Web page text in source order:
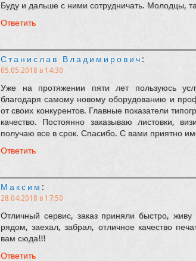
Буду и дальше с ними сотрудничать. Молодцы,
Ответить
Станислав Владимирович :
05.05.2018 в 14:30
Уже на протяжении пяти лет пользуюсь
благодаря самому новому оборудованию и
от своих конкурентов. Главные показатели
качество. Постоянно заказываю листовки,
получаю все в срок. Спасибо. С вами приятно
Ответить
Максим :
28.04.2018 в 17:50
Отличный сервис, заказ приняли быстро,
рядом, заехал, забрал, отличное качество
вам сюда!!!
Ответить